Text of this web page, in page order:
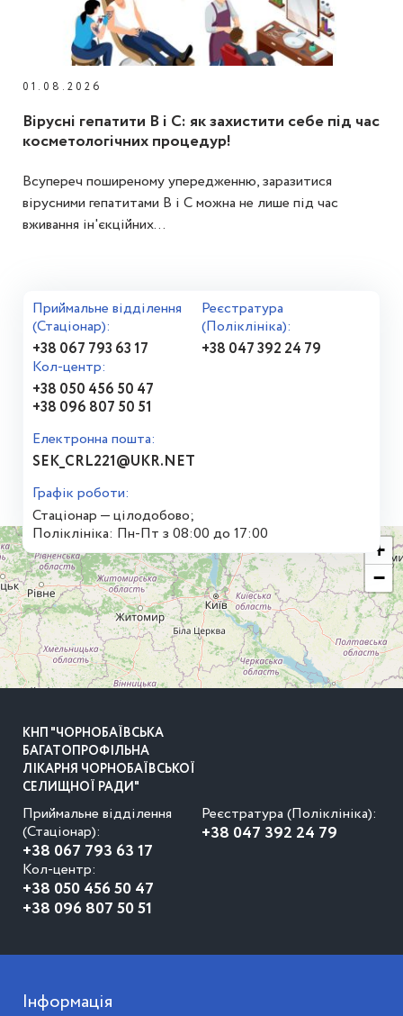
01.08.2026
Вірусні гепатити В і С: як захистити себе під час
косметологічних процедур!
Всупереч поширеному упередженню, заразитися
вірусними гепатитами В і С можна не лише під час
вживання ін'єкційних...
Приймальне відділення
(Стаціонар):
+38 067 793 63 17
Реєстратура
(Поліклініка):
+38 047 392 24 79
Кол-центр:
+38 050 456 50 47
+38 096 807 50 51
Електронна пошта:
SEK_CRL221@UKR.NET
Графік роботи:
Стаціонар — цілодобово;
Поліклініка: Пн-Пт з 08:00 до 17:00
+
−
КНП "ЧОРНОБАЇВСЬКА
БАГАТОПРОФІЛЬНА
ЛІКАРНЯ ЧОРНОБАЇВСЬКОЇ
СЕЛИЩНОЇ РАДИ"
Приймальне відділення
(Стаціонар):
+38 067 793 63 17
Реєстратура (Поліклініка):
+38 047 392 24 79
Кол-центр:
+38 050 456 50 47
+38 096 807 50 51
Інформація